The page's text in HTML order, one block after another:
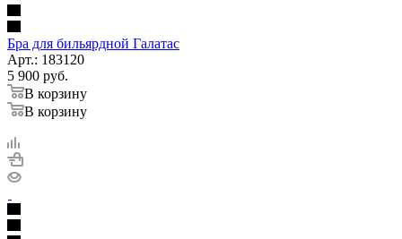
Бра для бильярдной Галатас
Арт.: 183120
5 900 руб.
В корзину
В корзину